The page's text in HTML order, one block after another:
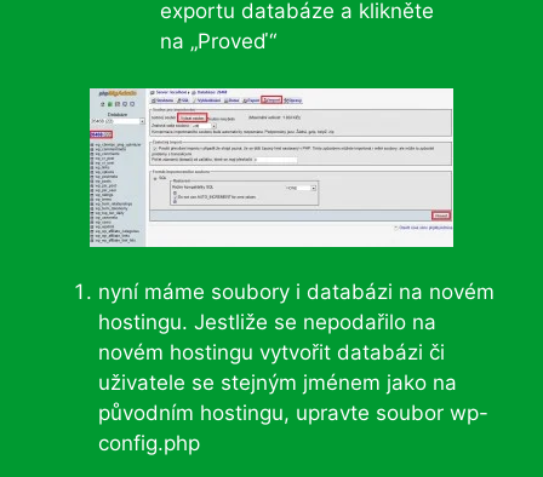
exportu databáze a klikněte
na „Proveď“
nyní máme soubory i databázi na novém
hostingu. Jestliže se nepodařilo na
novém hostingu vytvořit databázi či
uživatele se stejným jménem jako na
původním hostingu, upravte soubor wp-
config.php